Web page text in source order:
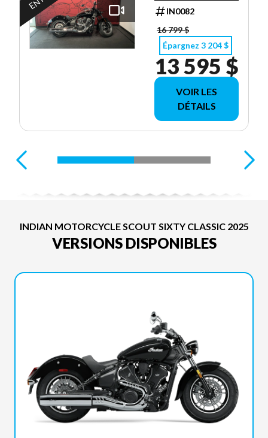
2026
IN0082
16 799 $
Épargnez 3 204 $
13 595 $
VOIR LES
DÉTAILS
INDIAN MOTORCYCLE SCOUT SIXTY CLASSIC 2025
VERSIONS DISPONIBLES